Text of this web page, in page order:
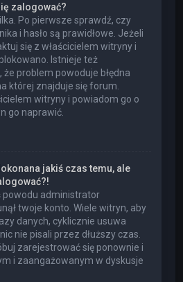
zalogować?
Po pierwsze sprawdź, czy
i hasło są prawidłowe. Jeżeli
się z właścicielem witryny i
Istnieje też
problem powoduje błędna
której znajduje się forum.
witryny i powiadom go o
go naprawić.
jakiś czas temu, ale
powodu administrator
twoje konto. Wiele witryn, aby
danych, cyklicznie usuwa
nie pisali przez dłuższy czas.
zarejestrować się ponownie i
i zaangażowanym w dyskusje